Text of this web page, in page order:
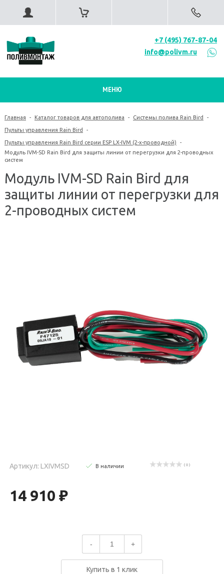
+7 (495) 767-87-04
info@polivm.ru
МЕНЮ
Главная - Каталог товаров для автополива - Системы полива Rain Bird -
Пульты управления Rain Bird -
Пульты управления Rain Bird серии ESP LX-IVM (2-х-проводной)
-
Модуль IVM-SD Rain Bird для защиты линии от перегрузки для 2-проводных
систем
Модуль IVM-SD Rain Bird для
защиты линии от перегрузки для
2-проводных систем
Артикул: LXIVMSD В наличии ( 0 )
14 910 ₽
- +
Купить в 1 клик